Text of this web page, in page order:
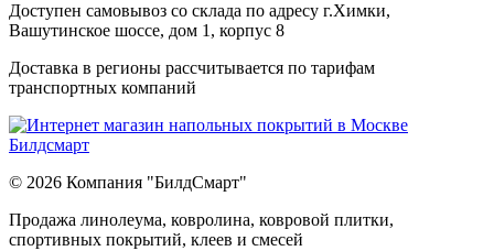
Доступен самовывоз со склада по адресу г.Химки,
Вашутинское шоссе, дом 1, корпус 8
Доставка в регионы рассчитывается по тарифам
транспортных компаний
© 2026 Компания "БилдСмарт"
Продажа линолеума, ковролина, ковровой плитки,
спортивных покрытий, клеев и смесей